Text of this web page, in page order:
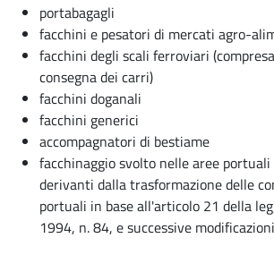
portabagagli
facchini e pesatori di mercati agro-
facchini degli scali ferroviari
consegna dei carri)
facchini doganali
facchini generici
accompagnatori di bestiame
facchinaggio svolto nelle aree
derivanti dalla trasformazione delle
portuali in base all'articolo 21 della
1994, n. 84, e successive